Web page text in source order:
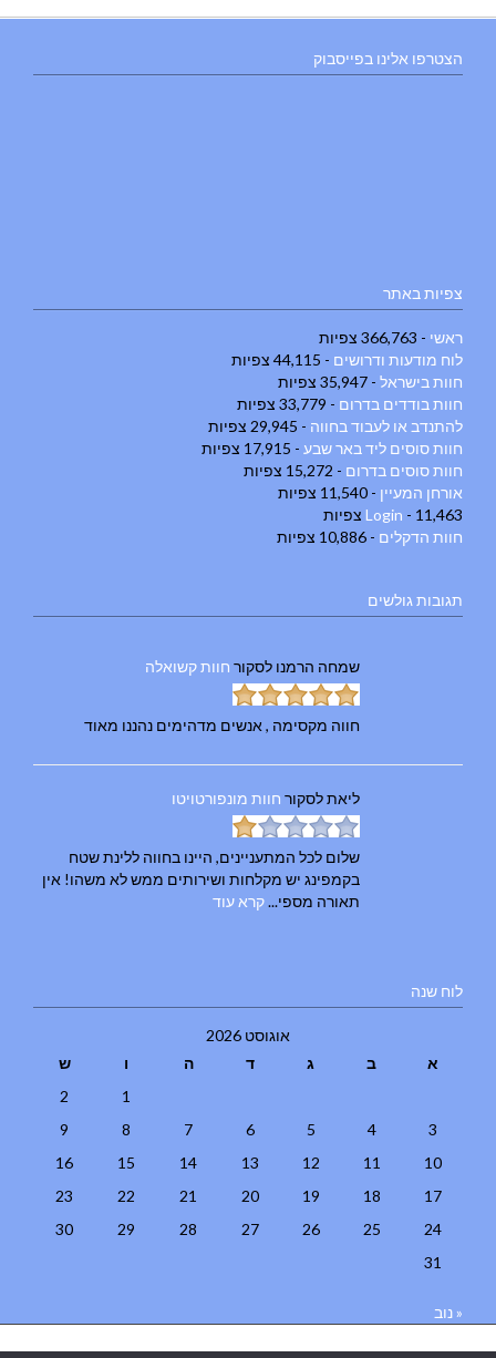
הצטרפו אלינו בפייסבוק
צפיות באתר
ראשי - 366,763 צפיות
לוח מודעות ודרושים - 44,115 צפיות
חוות בישראל - 35,947 צפיות
חוות בודדים בדרום - 33,779 צפיות
להתנדב או לעבוד בחווה - 29,945 צפיות
חוות סוסים ליד באר שבע - 17,915 צפיות
חוות סוסים בדרום - 15,272 צפיות
אורחן המעיין - 11,540 צפיות
Login - 11,463 צפיות
חוות הדקלים - 10,886 צפיות
תגובות גולשים
שמחה הרמנו לסקור חוות קשואלה
חווה מקסימה , אנשים מדהימים נהננו מאוד
ליאתלסקור חוות מונפורטויטו
שלום לכל המתעניינים, היינו בחווה ללינת שטח
בקמפינג יש מקלחות ושירותים ממש לא משהו! אין
תאורה מספי...קרא עוד
לוח שנה
אוגוסט 2026
א
ב ג ד ה ו
ש
1
2
3
4
5
6
7
8
9
10
11
12
13
14
15
16
17
18
19
20
21
22
23
24
25
26
27
28
29
30
31
« נוב